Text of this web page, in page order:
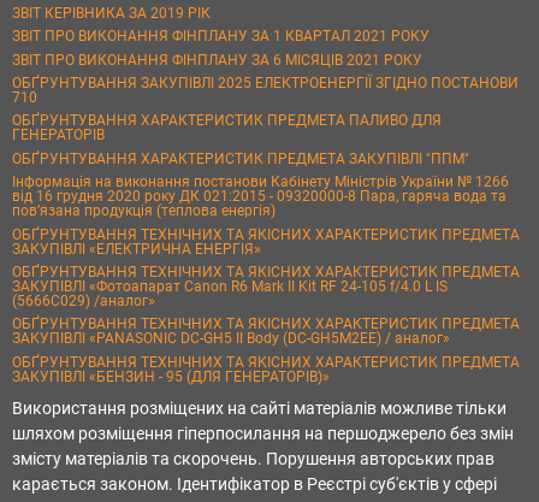
ЗВІТ КЕРІВНИКА ЗА 2019 РІК
ЗВІТ ПРО ВИКОНАННЯ ФІНПЛАНУ ЗА 1 КВАРТАЛ 2021 РОКУ
ЗВІТ ПРО ВИКОНАННЯ ФІНПЛАНУ ЗА 6 МІСЯЦІВ 2021 РОКУ
ОБҐРУНТУВАННЯ ЗАКУПІВЛІ 2025 ЕЛЕКТРОЕНЕРГІЇ ЗГІДНО ПОСТАНОВИ
710
ОБҐРУНТУВАННЯ ХАРАКТЕРИСТИК ПРЕДМЕТА ПАЛИВО ДЛЯ
ГЕНЕРАТОРІВ
ОБҐРУНТУВАННЯ ХАРАКТЕРИСТИК ПРЕДМЕТА ЗАКУПІВЛІ "ППМ"
Інформація на виконання постанови Кабінету Міністрів України № 1266
від 16 грудня 2020 року ДК 021:2015 - 09320000-8 Пара, гаряча вода та
пов’язана продукція (теплова енергія)
ОБҐРУНТУВАННЯ ТЕХНІЧНИХ ТА ЯКІСНИХ ХАРАКТЕРИСТИК ПРЕДМЕТА
ЗАКУПІВЛІ «ЕЛЕКТРИЧНА ЕНЕРГІЯ»
ОБҐРУНТУВАННЯ ТЕХНІЧНИХ ТА ЯКІСНИХ ХАРАКТЕРИСТИК ПРЕДМЕТА
ЗАКУПІВЛІ «Фотоапарат Canon R6 Mark II Kit RF 24-105 f/4.0 L IS
(5666C029) /аналог»
ОБҐРУНТУВАННЯ ТЕХНІЧНИХ ТА ЯКІСНИХ ХАРАКТЕРИСТИК ПРЕДМЕТА
ЗАКУПІВЛІ «PANASONIC DC-GH5 II Body (DC-GH5M2EE) / аналог»
ОБҐРУНТУВАННЯ ТЕХНІЧНИХ ТА ЯКІСНИХ ХАРАКТЕРИСТИК ПРЕДМЕТА
ЗАКУПІВЛІ «БЕНЗИН - 95 (ДЛЯ ГЕНЕРАТОРІВ)»
Використання розміщених на сайті матеріалів можливе тільки
шляхом розміщення гіперпосилання на першоджерело без змін
змісту матеріалів та скорочень. Порушення авторських прав
карається законом. Ідентифікатор в Реєстрі суб'єктів у сфері